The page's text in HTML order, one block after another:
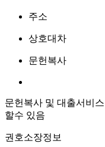
주소
상호대차
문헌복사
문헌복사 및 대출서비
할수 있음
권호소장정보